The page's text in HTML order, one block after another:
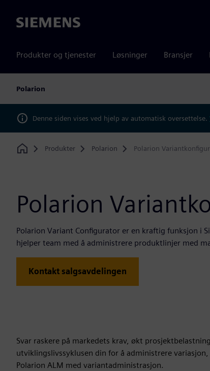
Siemens
Produkter og tjenester Løsninger Bransjer
Polarion
Denne siden vises ved hjelp av automatisk oversettelse.
Home
Produkter Polarion Polarion
Polarion
Polarion Variant Configurator er en kraftig funksjon i
hjelper team med å administrere produktlinjer med
Kontakt salgsavdelingen
Svar raskere på markedets krav, økt
utviklingslivssyklusen din for å administrere
Polarion ALM med variantadministrasjon.